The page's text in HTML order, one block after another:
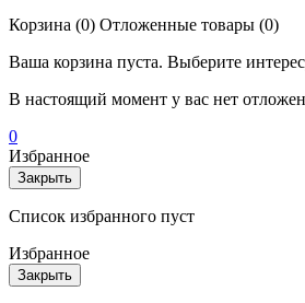
Корзина (0) Отложенные товары (0)
Ваша корзина пуста. Выберите
В настоящий момент у вас нет
0
Избранное
Закрыть
Список избранного пуст
Избранное
Закрыть